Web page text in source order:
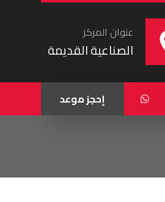
عنوان المركز
الصناعية القديمة
إحجز موعد